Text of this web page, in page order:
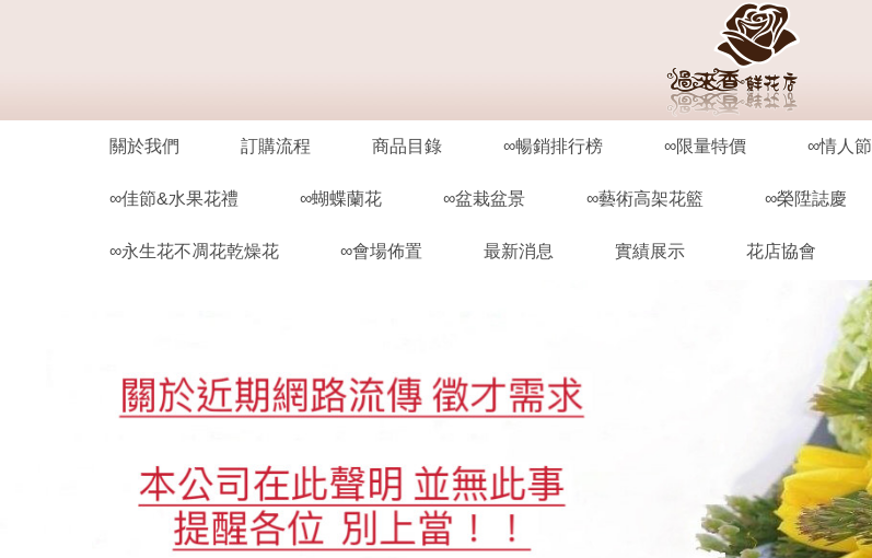
關於我們 訂購流程 商品目錄 ∞暢銷排行榜 ∞限量特價 ∞情人節
∞佳節&水果花禮 ∞蝴蝶蘭花 ∞盆栽盆景 ∞藝術高架花籃 ∞榮陞誌慶
∞永生花不凋花乾燥花 ∞會場佈置 最新消息 實績展示 花店協會